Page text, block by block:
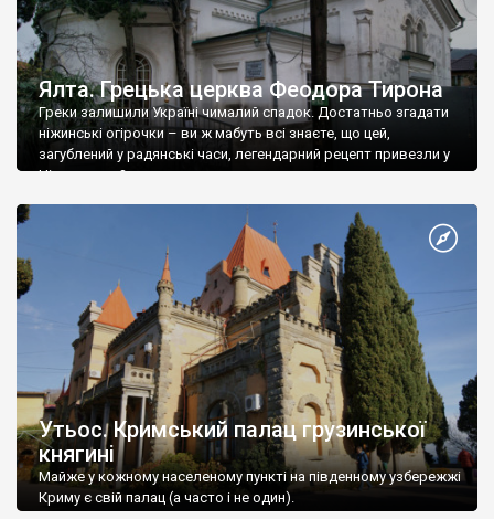
Ялта. Грецька церква Феодора Тирона
Греки залишили Україні чималий спадок. Достатньо згадати
ніжинські огірочки – ви ж мабуть всі знаєте, що цей,
загублений у радянські часи, легендарний рецепт привезли у
Ніжин греки?
Утьос. Кримський палац грузинської
княгині
Майже у кожному населеному пункті на південному узбережжі
Криму є свій палац (а часто і не один).